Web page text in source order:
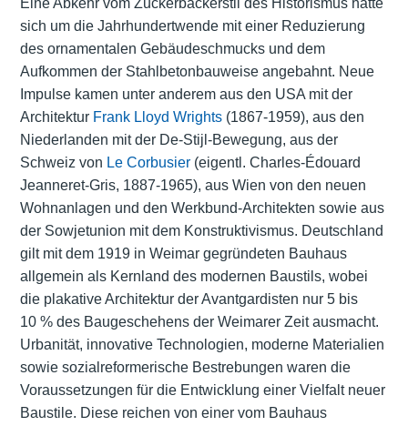
sich um die Jahrhundertwende mit einer Reduzierung
des ornamentalen Gebäudeschmucks und dem
Aufkommen der Stahlbetonbauweise angebahnt. Neue
Impulse kamen unter anderem aus den USA mit der
Architektur Frank Lloyd Wrights(1867-1959), aus den
Niederlanden mit der De-Stijl-Bewegung, aus der
Schweiz von Le Corbusier(eigentl. Charles-Édouard
Jeanneret-Gris, 1887-1965), aus Wien von den neuen
Wohnanlagen und den Werkbund-Architekten sowie aus
der Sowjetunion mit dem Konstruktivismus. Deutschland
gilt mit dem 1919 in Weimar gegründeten Bauhaus
allgemein als Kernland des modernen Baustils, wobei
die plakative Architektur der Avantgardisten nur 5 bis
10 % des Baugeschehens der Weimarer Zeit ausmacht.
Urbanität, innovative Technologien, moderne Materialien
sowie sozialreformerische Bestrebungen waren die
Voraussetzungen für die Entwicklung einer Vielfalt neuer
Baustile. Diese reichen von einer vom Bauhaus